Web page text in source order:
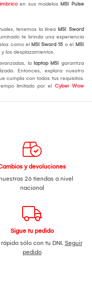
en sus modelos MSI Pulse
tenemos la línea MSI Sword
te brinda una experiencia
como el MSI Sword 15 o el MSI
los desplazamientos.
la laptop MSI garantiza
Entonces, explora nuestro
cumpla con todos tus requisitos.
limitado por el Cyber Wow
y devoluciones
26 tiendas a nivel
nacional
Sigue tu pedido
rápido sólo con tu DNI. Seguir
pedido